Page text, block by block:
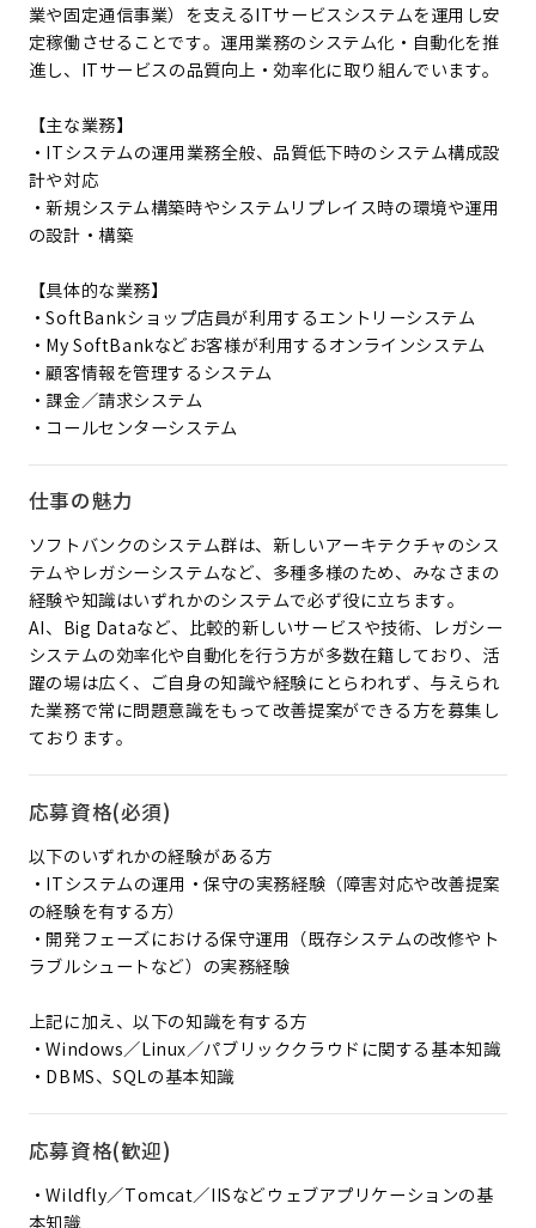
業や固定通信事業）を支えるITサービスシステムを運用し安
定稼働させることです。運用業務のシステム化・自動化を推
進し、ITサービスの品質向上・効率化に取り組んでいます。
【主な業務】
・ITシステムの運用業務全般、品質低下時のシステム構成設
計や対応
・新規システム構築時やシステムリプレイス時の環境や運用
の設計・構築
【具体的な業務】
・SoftBankショップ店員が利用するエントリーシステム
・My SoftBankなどお客様が利用するオンラインシステム
・顧客情報を管理するシステム
・課金／請求システム
・コールセンターシステム
仕事の魅力
ソフトバンクのシステム群は、新しいアーキテクチャのシス
テムやレガシーシステムなど、多種多様のため、みなさまの
経験や知識はいずれかのシステムで必ず役に立ちます。
AI、Big Dataなど、比較的新しいサービスや技術、レガシー
システムの効率化や自動化を行う方が多数在籍しており、活
躍の場は広く、ご自身の知識や経験にとらわれず、与えられ
た業務で常に問題意識をもって改善提案ができる方を募集し
ております。
応募資格(必須)
以下のいずれかの経験がある方
・ITシステムの運用・保守の実務経験（障害対応や改善提案
の経験を有する方）
・開発フェーズにおける保守運用（既存システムの改修やト
ラブルシュートなど）の実務経験
上記に加え、以下の知識を有する方
・Windows／Linux／パブリッククラウドに関する基本知識
・DBMS、SQLの基本知識
応募資格(歓迎)
・Wildfly／Tomcat／IISなどウェブアプリケーションの基
本知識